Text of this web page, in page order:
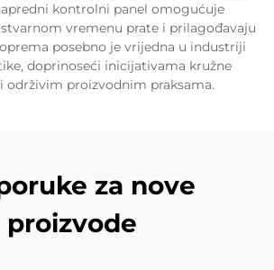
kontrolni panel omogućuje
vremenu prate i prilagođavaju
posebno je vrijedna u industriji
doprinoseći inicijativama kružne
održivim proizvodnim praksama.
za nove
proizvode